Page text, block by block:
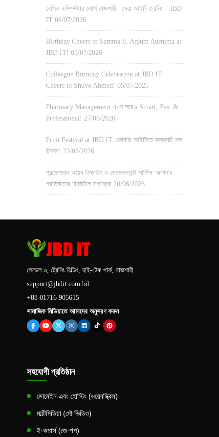
বেসিক কম্পিউটার কোর্স রাজশাহী | সেরা আইটি ট্রেনিং – JBD
IT 06/07/2026
Birthday Cheers to Samma-E-Anjum Aurnima at
JBD IT! 05/07/2026
Colleague Birthday Celebration at JBD IT:
Cheers to Shuvo Ahmed! 05/07/2026
Pharmacy Management এখন আরও Smart, Fast &
Professional! 27/06/2026
Fruit Festival at JBD IT: জেবিডি আইটিতে জমজমাট ফল
উৎসব! 23/06/2026
প্রফেশনাল ওয়েব ডিজাইন ও ডেভেলপমেন্ট সার্ভিস: আপনার
প্রতিষ্ঠানের ডিজিটাল রূপান্তর 20/06/2026
লেভেল ৩, ট্রেনিং বিল্ডিং, হাই-টেক পার্ক, রাজশাহী
support@jbdit.com.bd
+88 01716 905615
সামাজিক মিডিয়াতে আমাদের অনুসরণ করুন
সহযোগী প্রতিষ্ঠান
ডোমেইন এবং হোস্টিং (ওয়েবস্ক্রিল)
মাল্টিমিডিয়া (মৌ ভিডিও)
ই-কমার্স (জে-শপ)